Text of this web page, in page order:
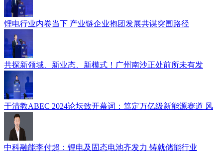
锂电行业内卷当下 产业链企业抱团发展共谋突围路径
共探新领域、新业态、新模式！广州南沙正处前所未有发
于清教ABEC 2024论坛致开幕词：笃定万亿级新能源赛道 风
中科融能李付超：锂电及固态电池齐发力 铸就储能行业